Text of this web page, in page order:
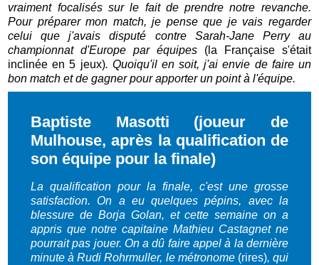
vraiment focalisés sur le fait de prendre notre revanche.
Pour préparer mon match, je pense que je vais regarder
celui que j'avais disputé contre Sarah-Jane Perry au
championnat d'Europe par équipes (la Française s'était
inclinée en 5 jeux). Quoiqu'il en soit, j'ai envie de faire un
bon match et de gagner pour apporter un point à l'équipe.
Baptiste Masotti (joueur de
Mulhouse, après la qualification de
son équipe pour la finale)
La qualification pour la finale, c'est une grosse
satisfaction. On a eu quelques pépins, avec la
blessure de Borja Golan, et cette semaine on a
appris que notre capitaine Mathieu Castagnet ne
pourrait pas jouer. On a dû faire appel à la dernière
minute à Rudi Rohrmuller, le métronome (rires), qui